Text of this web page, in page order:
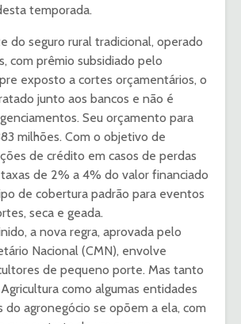
temporada.
do seguro rural tradicional, operado
com prêmio subsidiado pelo
exposto a cortes orçamentários, o
junto aos bancos e não é
Seu orçamento para
milhões. Com o objetivo de
de crédito em casos de perdas
de 2% a 4% do valor financiado
de cobertura padrão para eventos
seca e geada.
a nova regra, aprovada pelo
Nacional (CMN), envolve
de pequeno porte. Mas tanto
como algumas entidades
do agronegócio se opõem a ela, com